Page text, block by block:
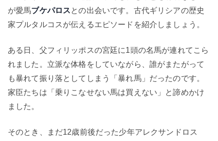
が愛馬ブケパロスとの出会いです。古代ギリシアの歴史
家プルタルコスが伝えるエピソードを紹介しましょう。
ある日、父フィリッポスの宮廷に1頭の名馬が連れてこら
れました。立派な体格をしていながら、誰がまたがって
も暴れて振り落としてしまう「暴れ馬」だったのです。
家臣たちは「乗りこなせない馬は買えない」と諦めかけ
ました。
そのとき、まだ12歳前後だった少年アレクサンドロス